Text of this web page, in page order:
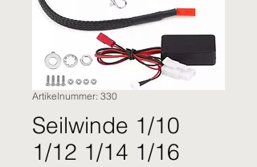
Artikelnummer: 330
Seilwinde 1/10
1/12 1/14 1/16